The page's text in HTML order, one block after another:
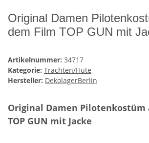
Original Damen
dem Film TOP GUN mit
Artikelnummer: 34717
Kategorie: Trachten/Hüte
Hersteller: DekolagerBerlin
Original Damen Pilotenkostüm
TOP GUN mit Jacke